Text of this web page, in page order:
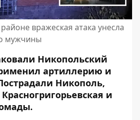
вражеская атака унесла
мужчины
Никопольский
артиллерию и
Никополь,
и